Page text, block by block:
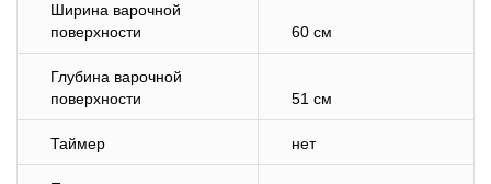
Ширина варочной
поверхности
60 см
Глубина варочной
поверхности
51 см
Таймер нет